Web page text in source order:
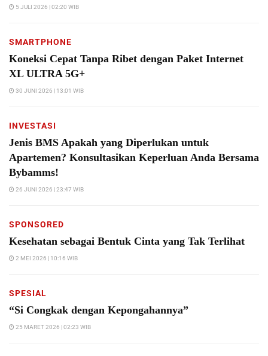
5 JULI 2026 | 02:20 WIB
SMARTPHONE
Koneksi Cepat Tanpa Ribet dengan Paket Internet
XL ULTRA 5G+
30 JUNI 2026 | 13:01 WIB
INVESTASI
Jenis BMS Apakah yang Diperlukan untuk
Apartemen? Konsultasikan Keperluan Anda Bersama
Bybamms!
26 JUNI 2026 | 23:47 WIB
SPONSORED
Kesehatan sebagai Bentuk Cinta yang Tak Terlihat
2 MEI 2026 | 10:16 WIB
SPESIAL
“Si Congkak dengan Kepongahannya”
25 MARET 2026 | 02:23 WIB